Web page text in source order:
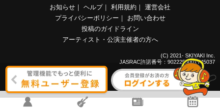
お知らせ ヘルプ 利用規約
運営会社
プライバシーポリシー
お問い合わせ
投稿のガイドライン
アーティスト・公演主催者の方へ
(C) 2021- SKIYAKI Inc.
JASRAC許諾番号：9022255001Y45037